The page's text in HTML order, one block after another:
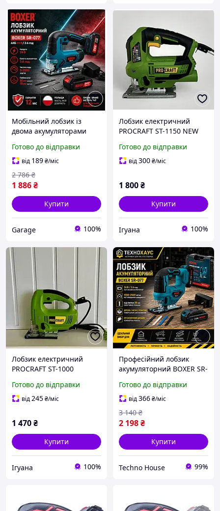
Мобільний лобзик із
двома акумуляторами
Акумулятора Польща
Готово до відправки
від 189₴/міс
1 886₴
2 786 ₴
Купити
Garage 100%
Лобзик електричний
PROCRAFT ST-1150 NEW
Готово до відправки
від300₴/міс
1 800₴
Купити
Ігуана 100%
Лобзик електричний
PROCRAFT ST-1000
Готово до відправки
від245₴/міс
1 470₴
Купити
Ігуана 100%
Професійний лобзик
акумуляторний BOXER SR-
електролобзик для
дерева та металу
Готово до відправки
від366₴/міс
2 198₴
3 140 ₴
Купити
Techno House 99%